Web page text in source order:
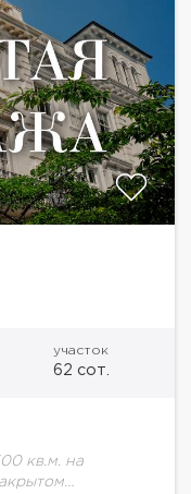
участок
62 сот.
кв.м. на